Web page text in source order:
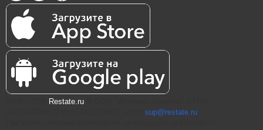
Restate.ru
sup@restate.ru